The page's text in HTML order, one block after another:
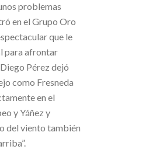
problemas
en el Grupo Oro
que le
para afrontar
Pérez dejó
como Fresneda
en el
y Yáñez y
del viento también